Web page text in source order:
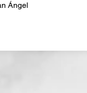
Ángel